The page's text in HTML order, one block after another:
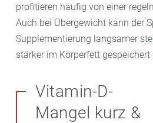
profitieren häufig von einer
Auch bei Übergewicht kann der
Supplementierung langsamer
stärker im Körperfett gespeichert
Vitamin-D-
Mangel kurz &